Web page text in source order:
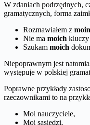
W zdaniach podrzędnych,
gramatycznych, forma
Rozmawiałem z
Nie ma moich kluczy
Szukam moich
Niepoprawnym jest
występuje w polskiej
Poprawne przykłady
rzeczownikami to na
Moi nauczyciele,
Moi sąsiedzi,